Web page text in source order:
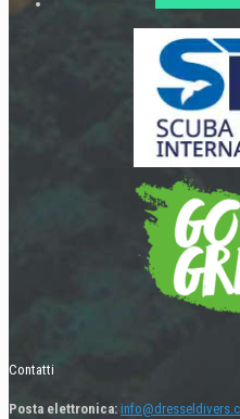
Contatti
Posta elettronica: